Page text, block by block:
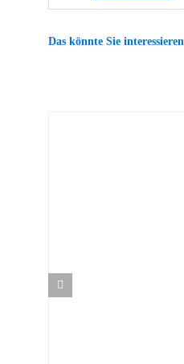
Das könnte Sie interessieren